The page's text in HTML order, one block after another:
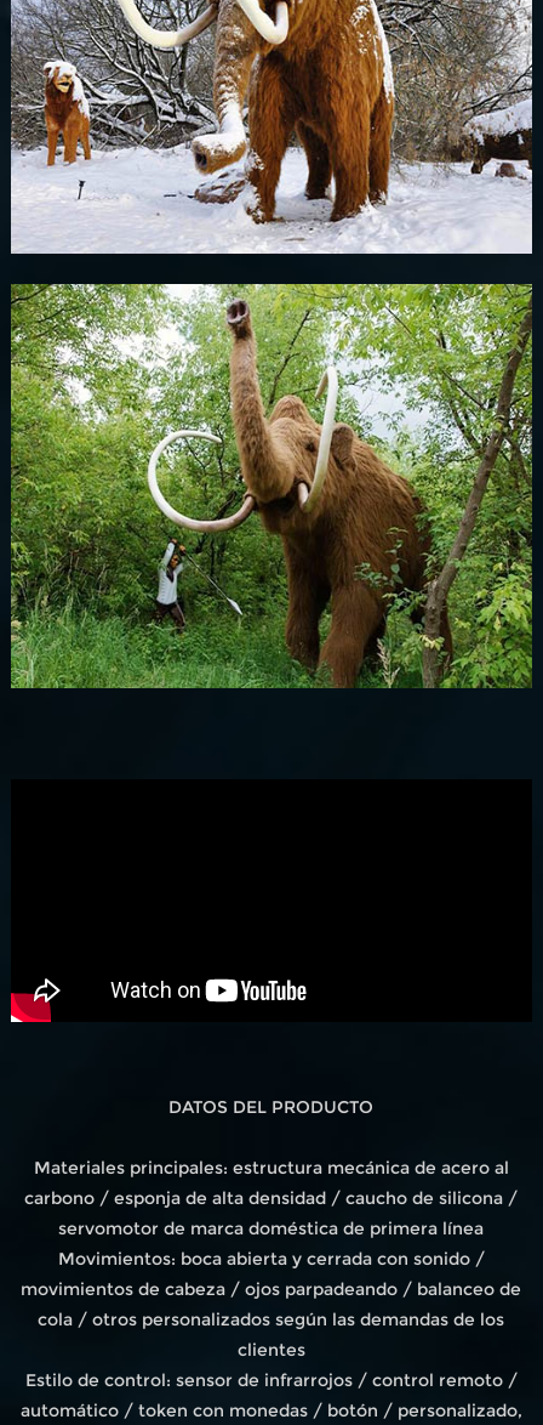
DATOS DEL PRODUCTO
Materiales principales: estructura mecánica de acero al
carbono / esponja de alta densidad / caucho de silicona /
servomotor de marca doméstica de primera línea
Movimientos: boca abierta y cerrada con sonido /
movimientos de cabeza / ojos parpadeando / balanceo de
cola / otros personalizados según las demandas de los
clientes
Estilo de control: sensor de infrarrojos / control remoto /
automático / token con monedas / botón / personalizado,